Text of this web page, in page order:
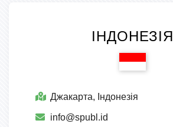
ІНДОНЕЗІЯ
Джакарта, Індонезія
info@spubl.id